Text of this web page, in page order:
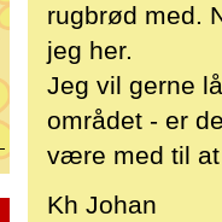
rugbrød med.
jeg her.
Jeg vil gerne
området - er
være med til
Kh Johan